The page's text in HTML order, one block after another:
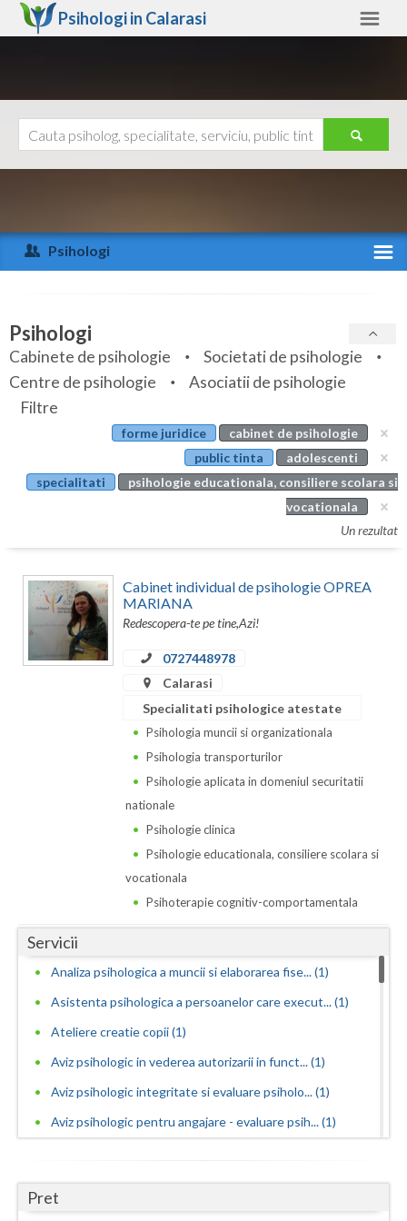
Psihologi in Calarasi
Arad
Arges
Bihor
Bistrita-Nasaud
Botosani
Brasov
Calarasi
Caras-Severin
Gorj
Hunedoara
Ialomita
Mehedinti
Mures
Ajutor
Psihologi
Specialitati
Servicii
Articole
Evenimente
Cabinet
Psihologi
Cabinete de psihologie
Societati de psihologie
Centre de psihologie
Asociatii de psihologie
Filtre
forme juridice
cabinet de psihologie
public tinta
adolescenti
specialitati
psihologie educationala, consiliere scolara si
vocationala
Un rezultat
Cabinet individual de psihologie OPREA
MARIANA
Redescopera-te pe tine,Azi!
0727448978
Calarasi
Specialitati psihologice atestate
Psihologia muncii si organizationala
Psihologia transporturilor
Psihologie aplicata in domeniul securitatii
nationale
Psihologie clinica
Psihologie educationala, consiliere scolara si
vocationala
Psihoterapie cognitiv-comportamentala
Servicii
Analiza psihologica a muncii si elaborarea fise... (1)
Asistenta psihologica a persoanelor care execut... (1)
Ateliere creatie copii (1)
Aviz psihologic in vederea autorizarii in funct... (1)
Aviz psihologic integritate si evaluare psiholo... (1)
Aviz psihologic pentru angajare - evaluare psih... (1)
Aviz psihologic pentru liceu - evaluare psiholo... (1)
Pret